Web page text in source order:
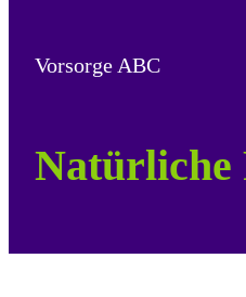
Vorsorge ABC
Natürliche